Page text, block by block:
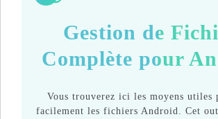
Gestion de
Complète pour
Vous trouverez ici les moyens utiles
facilement les fichiers Android. Cet